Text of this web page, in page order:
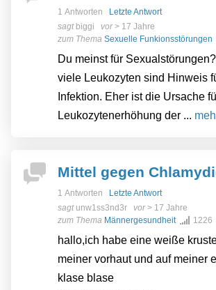
1 Antworten
Letzte Antwort
sagt biggi vor> 17 Jahre
zum Thema Sexuelle Funkionsstörungen
Du meinst für
viele Leukozyten sind Hinweis
Infektion. Eher ist die Ursache
Leukozytenerhöhung der ...
Mittel gegen
1 Antworten
Letzte Antwort
sagt unw1ss3nd3r vor> 17 Jahre
zum Thema Männergesundheit 1226
hallo,ich habe eine weiße
meiner vorhaut und auf meiner
klase blase